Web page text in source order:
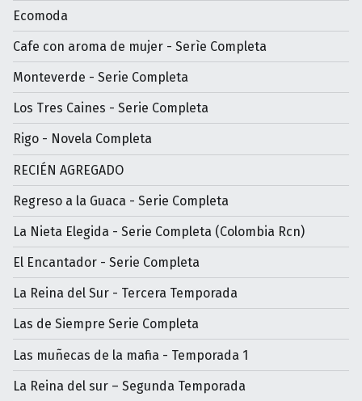
Ecomoda
Cafe con aroma de mujer - Serìe Completa
Monteverde - Serie Completa
Los Tres Caines - Serie Completa
Rigo - Novela Completa
RECIÉN AGREGADO
Regreso a la Guaca - Serie Completa
La Nieta Elegida - Serie Completa (Colombia Rcn)
El Encantador - Serie Completa
La Reina del Sur - Tercera Temporada
Las de Siempre Serie Completa
Las muñecas de la mafia - Temporada 1
La Reina del sur – Segunda Temporada